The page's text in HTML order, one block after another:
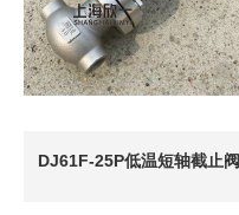
DJ61F-25P低温短轴截止阀